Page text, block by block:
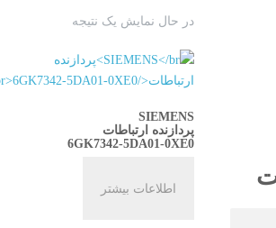
در حال نمایش یک نتیجه
SIEMENS
پردازنده ارتباطات
6GK7342-5DA01-0XE0
اطلاعات بیشتر